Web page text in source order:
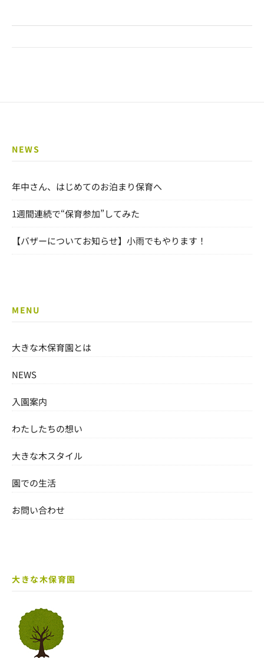
NEWS
年中さん、はじめてのお泊まり保育へ
1週間連続で“保育参加”してみた
【バザーについてお知らせ】小雨でもやります！
MENU
大きな木保育園とは
NEWS
入園案内
わたしたちの想い
大きな木スタイル
園での生活
お問い合わせ
大きな木保育園